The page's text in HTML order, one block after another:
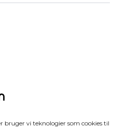
bruger vi teknologier som cookies til